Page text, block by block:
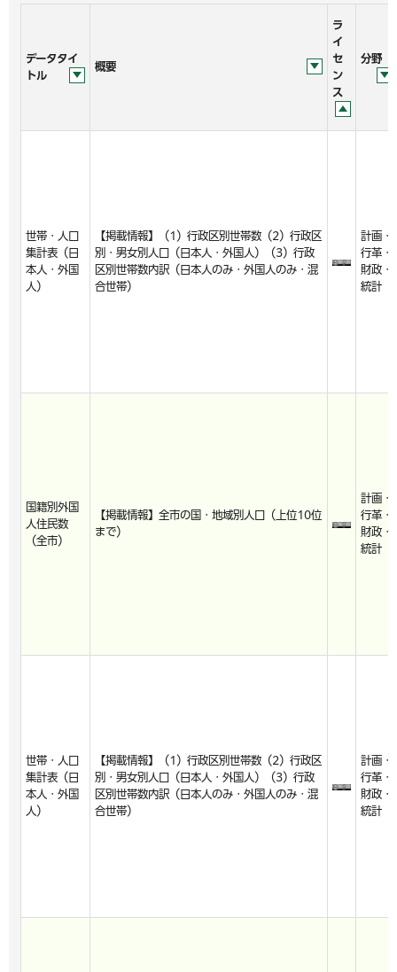
データタイ
トル
概要
ラ
イ
セ
ン
ス
分野
世帯・人口
集計表（日
本人・外国
人）
【掲載情報】（1）行政区別世帯数（2）行政区
別・男女別人口（日本人・外国人）（3）行政
区別世帯数内訳（日本人のみ・外国人のみ・混
合世帯）
計画・
行革・
財政・
統計
国籍別外国
人住民数
（全市）
【掲載情報】全市の国・地域別人口（上位10位
まで）
計画・
行革・
財政・
統計
世帯・人口
集計表（日
本人・外国
人）
【掲載情報】（1）行政区別世帯数（2）行政区
別・男女別人口（日本人・外国人）（3）行政
区別世帯数内訳（日本人のみ・外国人のみ・混
合世帯）
計画・
行革・
財政・
統計